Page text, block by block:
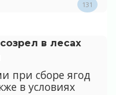
131
в лесах
при сборе ягод
в условиях